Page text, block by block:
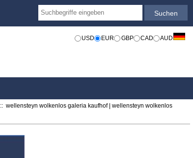
USD EUR GBP CAD AUD
:: wellensteyn wolkenlos galeria kaufhof | wellensteyn wolkenlos